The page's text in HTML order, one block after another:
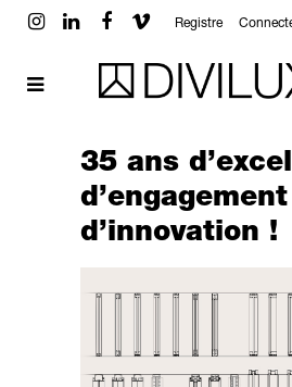
Registre
35 ans
d’innovation !